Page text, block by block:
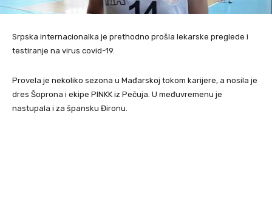
Srpska internacionalka je prethodno prošla lekarske preglede i
testiranje na virus covid-19.
Provela je nekoliko sezona u Mađarskoj tokom karijere, a nosila je
dres Šoprona i ekipe PINKK iz Pečuja. U međuvremenu je
nastupala i za špansku Đironu.